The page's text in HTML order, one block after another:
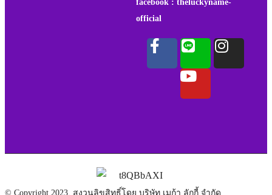
facebook : theluckyname-
official
© Copyright 2023. สงวนลิขสิทธิ์โดย บริษัท เมก้า ลักกี้ จำกัด